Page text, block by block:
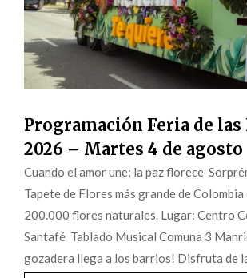
Programación Feria de las
2026 – Martes 4 de agosto
Cuando el amor une; la paz florece
Tapete de Flores más grande de Colombia
200.000 flores naturales. Lugar: Centro
Santafé Tablado Musical Comuna 3
gozadera llega a los barrios! Disfruta de